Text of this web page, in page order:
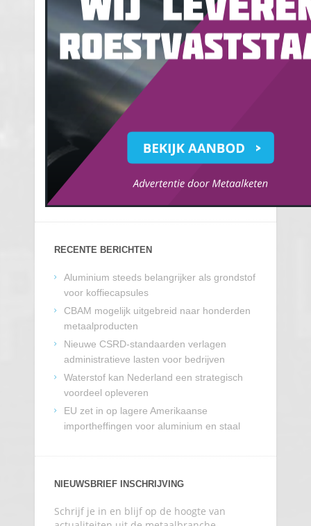
RECENTE BERICHTEN
Aluminium steeds belangrijker als grondstof
voor koffiecapsules
CBAM mogelijk uitgebreid naar honderden
metaalproducten
Nieuwe CSRD-standaarden verlagen
administratieve lasten voor bedrijven
Waterstof kan Nederland een strategisch
voordeel opleveren
EU zet in op lagere Amerikaanse
importheffingen voor aluminium en staal
NIEUWSBRIEF INSCHRIJVING
Schrijf je in en blijf op de hoogte van